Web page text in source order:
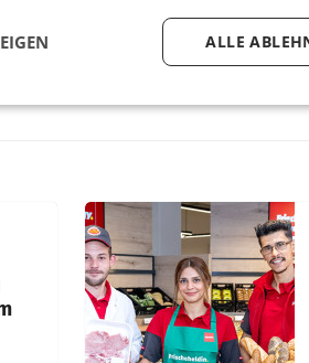
ALLE